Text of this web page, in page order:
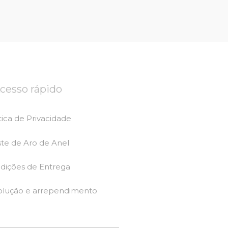
rápido
de Privacidade
de Aro de Anel
de Entrega
e arrependimento